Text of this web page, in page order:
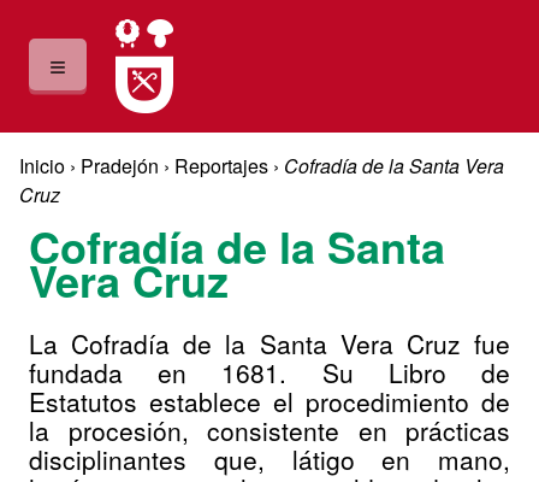
Pasar al contenido principal
≡
Usted está aquí
Inicio › Pradejón › Reportajes › Cofradía de la Santa Vera
Cruz
Cofradía de la Santa
Vera Cruz
La Cofradía de la Santa Vera Cruz fue
fundada en 1681. Su Libro de
Estatutos establece el procedimiento de
la procesión, consistente en prácticas
disciplinantes que, látigo en mano,